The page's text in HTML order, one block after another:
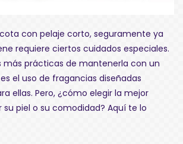
con pelaje corto, seguramente ya
requiere ciertos cuidados especiales.
más prácticas de mantenerla con un
el uso de fragancias diseñadas
ellas. Pero, ¿cómo elegir la mejor
piel o su comodidad? Aquí te lo